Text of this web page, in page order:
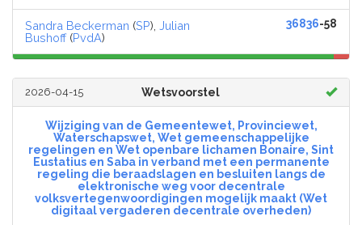
Sandra Beckerman (SP), Julian
Bushoff(PvdA)
36836-58
2026-04-15 Wetsvoorstel
Wijziging van de Gemeentewet, Provinciewet,
Waterschapswet, Wet gemeenschappelijke
regelingen en Wet openbare lichamen Bonaire, Sint
Eustatius en Saba in verband met een permanente
regeling die beraadslagen en besluiten langs de
elektronische weg voor decentrale
volksvertegenwoordigingen mogelijk maakt (Wet
digitaal vergaderen decentrale overheden)